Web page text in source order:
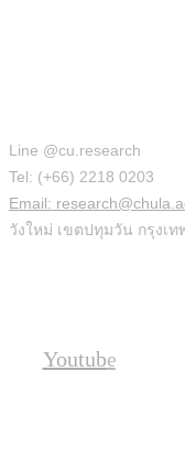
Line @cu.research
Tel: (+66) 2218 0203
Email:
วังใหม่ เขตปทุมวัน กรุงเ
Youtube